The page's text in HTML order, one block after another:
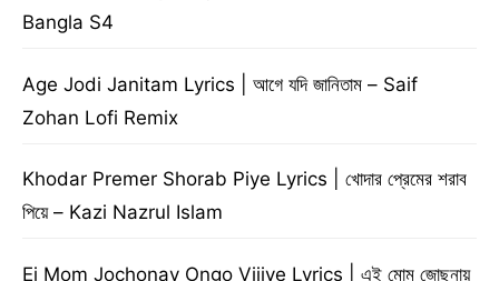
Bangla S4
Age Jodi Janitam Lyrics | আগে যদি জানিতাম – Saif
Zohan Lofi Remix
Khodar Premer Shorab Piye Lyrics | খোদার প্রেমের শরাব
পিয়ে – Kazi Nazrul Islam
Ei Mom Jochonay Ongo Vijiye Lyrics | এই মোম জোছনায়